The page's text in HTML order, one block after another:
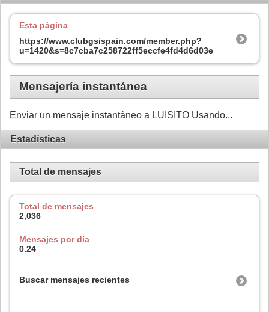
Esta página
https://www.clubgsispain.com/member.php?
u=1420&s=8c7cba7c258722ff5eccfe4fd4d6d03e
Mensajería instantánea
Enviar un mensaje instantáneo a LUISITO Usando...
Estadísticas
Total de mensajes
Total de mensajes
2,036
Mensajes por día
0.24
Buscar mensajes recientes